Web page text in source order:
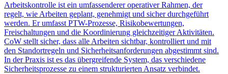
Arbeitskontrolle ist ein umfassenderer operativer Rahmen, der
regelt, wie Arbeiten geplant, genehmigt und sicher durchgeführt
werden. Er umfasst PTW-Prozesse, Risikobewertungen,
Freischaltungen und die Koordinierung gleichzeitiger Aktivitäten.
CoW stellt sicher, dass alle Arbeiten sichtbar, kontrolliert und mit
den Standortregeln und Sicherheitsanforderungen abgestimmt sind.
In der Praxis ist es das übergreifende System, das verschiedene
Sicherheitsprozesse zu einem strukturierten Ansatz verbindet.